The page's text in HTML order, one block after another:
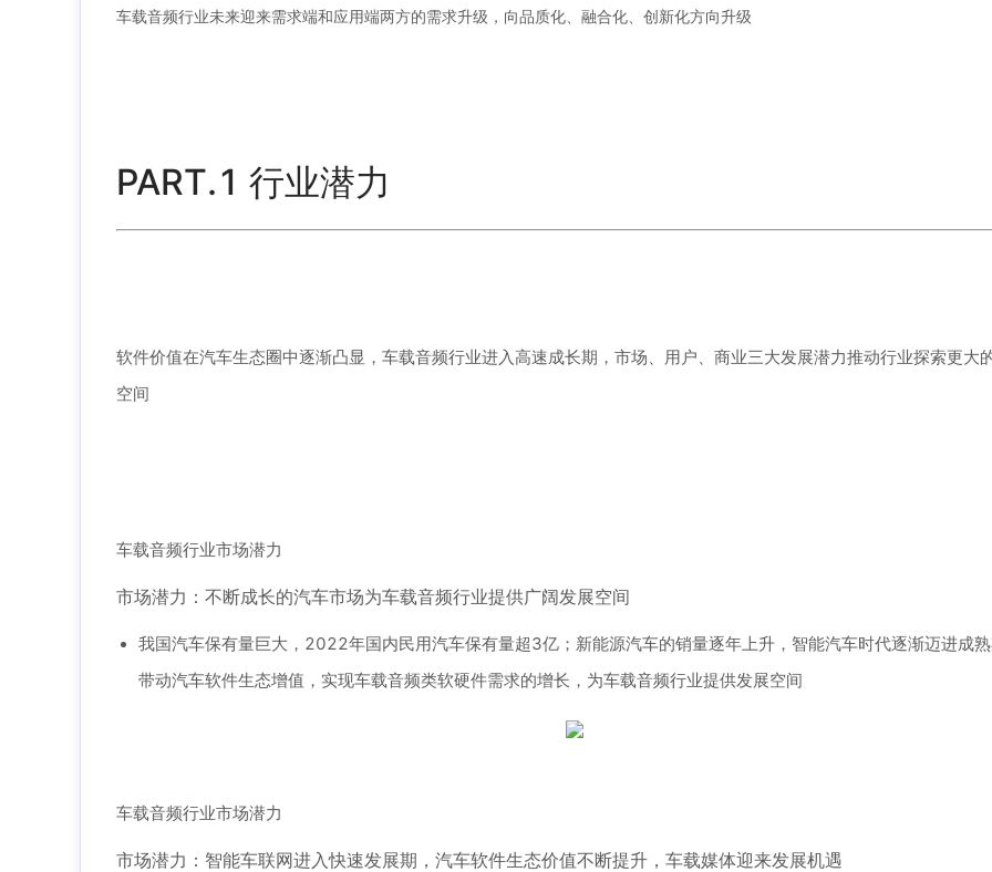
车载音频行业未来迎来需求端和应用端两方的需求升级，向品质化、融合化、创新化方向升级
PART.1 行业潜力
软件价值在汽车生态圈中逐渐凸显，车载音频行业进入高速成长期，市场、用户、商业三大发展潜力推动行业探索更大
空间
车载音频行业市场潜力
市场潜力：不断成长的汽车市场为车载音频行业提供广阔发展空间
我国汽车保有量巨大，2022年国内民用汽车保有量超3亿；新能源汽车的销量逐年上升，智能汽车时代逐渐迈进成熟
带动汽车软件生态增值，实现车载音频类软硬件需求的增长，为车载音频行业提供发展空间
车载音频行业市场潜力
市场潜力：智能车联网进入快速发展期，汽车软件生态价值不断提升，车载媒体迎来发展机遇